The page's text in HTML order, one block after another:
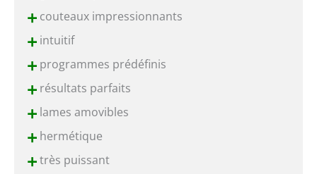
+couteaux impressionnants
+intuitif
+programmes prédéfinis
+résultats parfaits
+lames amovibles
+hermétique
+très puissant